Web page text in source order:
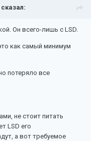
Он всего-лишь с LSD.
как самый минимум
потеряло все
не стоит питать
LSD его
а вот требуемое